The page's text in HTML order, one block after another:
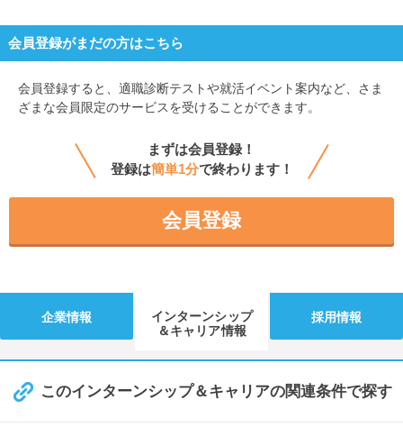
会員登録がまだの方はこちら
会員登録すると、 適職診断テストや就活イベント案内など、さま
ざまな会員限定のサービスを受けることができます。
まずは会員登録！
登録は簡単1分で終わります！
会員登録
企業情報
インターンシップ
＆キャリア情報
採用情報
このインターンシップ＆キャリアの関連条件で探す